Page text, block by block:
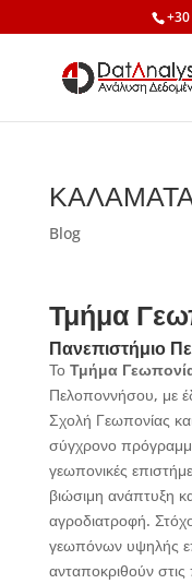
ΚΑΛΑΜΑΤΑ
Blog
Τμήμα
Πανεπιστήμιο
Το Τμήμα
Πελοποννήσου, με
Σχολή Γεωπονίας
σύγχρονο
γεωπονικές
βιώσιμη ανάπτυξη
αγροδιατροφή.
γεωπόνων υψηλής
ανταποκριθούν